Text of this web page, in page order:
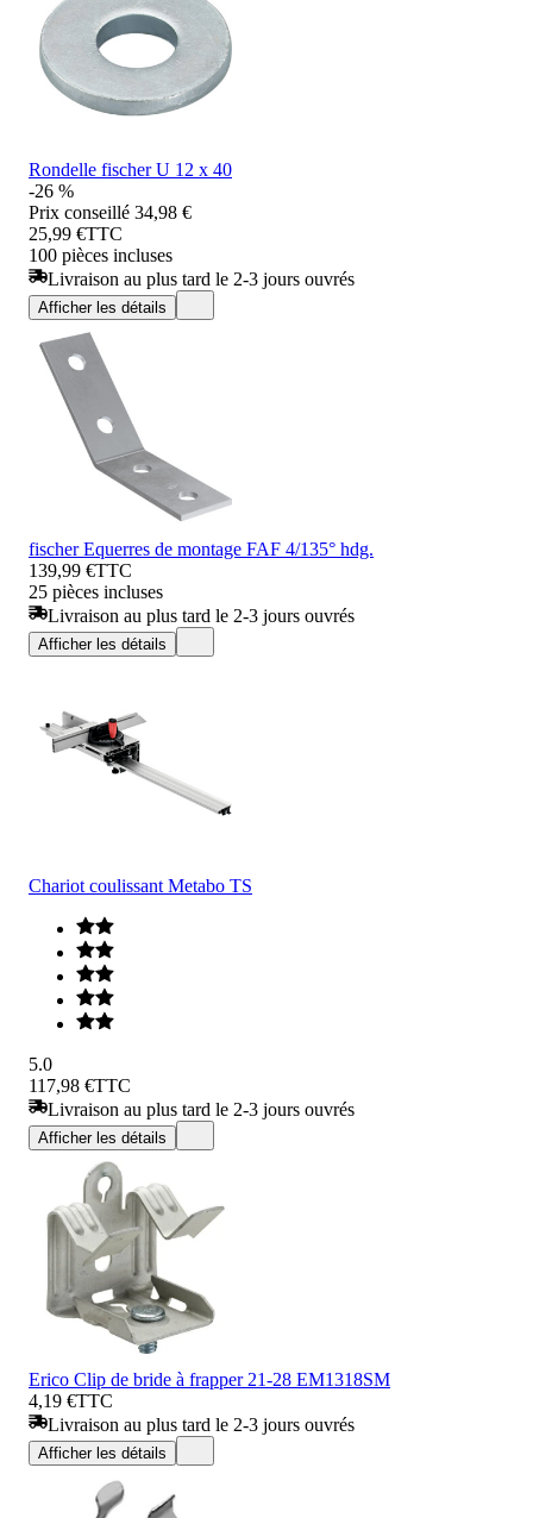
Rondelle fischer U 12 x 40
-26 %
Prix conseillé 34,98 €
25,99 €TTC
100 pièces incluses
Livraison au plus tard le 2-3 jours ouvrés
Afficher les détails
fischer Equerres de montage FAF 4/135° hdg.
139,99 €TTC
25 pièces incluses
Livraison au plus tard le 2-3 jours ouvrés
Afficher les détails
Chariot coulissant Metabo TS
5.0
117,98 €TTC
Livraison au plus tard le 2-3 jours ouvrés
Afficher les détails
Erico Clip de bride à frapper 21-28 EM1318SM
4,19 €TTC
Livraison au plus tard le 2-3 jours ouvrés
Afficher les détails